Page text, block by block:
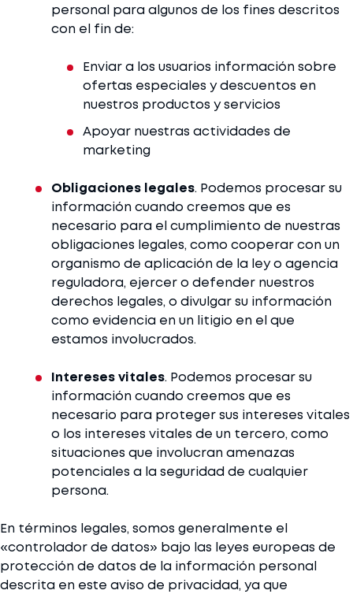
personal para algunos de los fines descritos
con el fin de:
Enviar a los usuarios información sobre
ofertas especiales y descuentos en
nuestros productos y servicios
Apoyar nuestras actividades de
marketing
Obligaciones legales. Podemos procesar su
información cuando creemos que es
necesario para el cumplimiento de nuestras
obligaciones legales, como cooperar con un
organismo de aplicación de la ley o agencia
reguladora, ejercer o defender nuestros
derechos legales, o divulgar su información
como evidencia en un litigio en el que
estamos involucrados.
Intereses vitales. Podemos procesar su
información cuando creemos que es
necesario para proteger sus intereses vitales
o los intereses vitales de un tercero, como
situaciones que involucran amenazas
potenciales a la seguridad de cualquier
persona.
En términos legales, somos generalmente el
«controlador de datos» bajo las leyes europeas de
protección de datos de la información personal
descrita en este aviso de privacidad, ya que